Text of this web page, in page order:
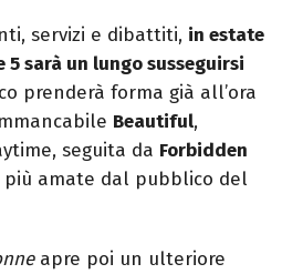
servizi e dibattiti, in estate
sarà un lungo susseguirsi
prenderà forma già all’ora
Beautiful,
seguita da Forbidden
amate dal pubblico del
apre poi un ulteriore